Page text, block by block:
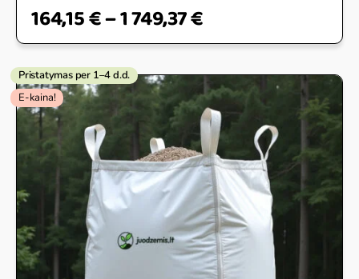
164,15€–1 749,37€
E-kaina!
Pristatymas per 1–4 d.d.
Original
price
was:
60,00 €.
Current
price
is:
50,00 €.